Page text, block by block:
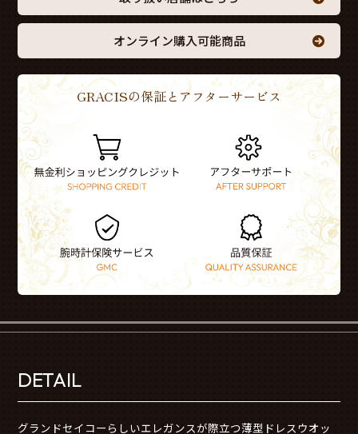
オンライン購入可能商品
GRACISの保証とアフターサービス
DETAIL
グランドセイコーらしいエレガンスが際立つ薄型ドレスウオッ